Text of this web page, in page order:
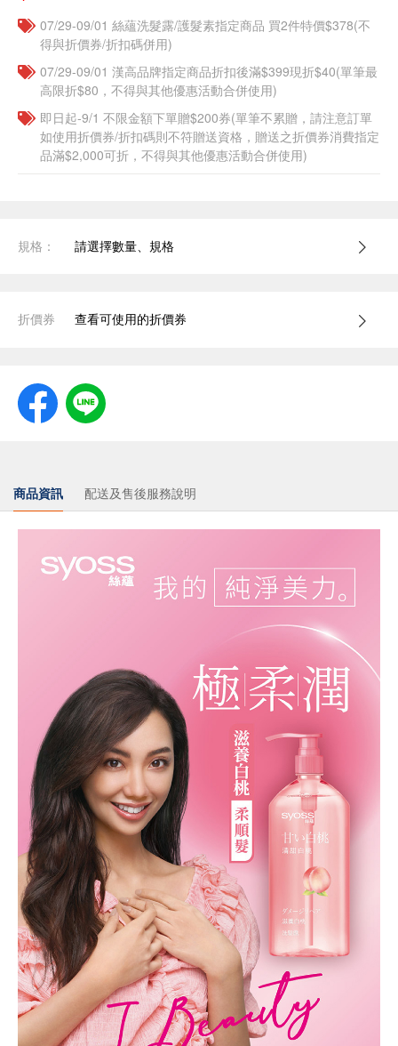
07/29-09/01 絲蘊洗髮露/護髮素指定商品 買2件特價$378(不
得與折價券/折扣碼併用)
07/29-09/01 漢高品牌指定商品折扣後滿$399現折$40(單筆最
高限折$80，不得與其他優惠活動合併使用)
即日起-9/1 不限金額下單贈$200券(單筆不累贈，請注意訂單
如使用折價券/折扣碼則不符贈送資格，贈送之折價券消費指定
品滿$2,000可折，不得與其他優惠活動合併使用)
規格： 請選擇數量、規格
折價券 查看可使用的折價券
商品資訊 配送及售後服務說明